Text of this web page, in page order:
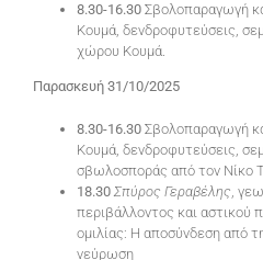
8.30-16.30 Σβολοπαραγωγή
Κουμά, δενδροφυτεύσεις,
χώρου Κουμά.
Παρασκευή 31/10/2025
8.30-16.30 Σβολοπαραγωγή
Κουμά, δενδροφυτεύσεις,
σβωλοσποράς από τον Νίκο
18.30 Σπύρος Γεραβέλης,
περιβάλλοντος και αστικού
ομιλίας: Η αποσύνδεση από
νεύρωση